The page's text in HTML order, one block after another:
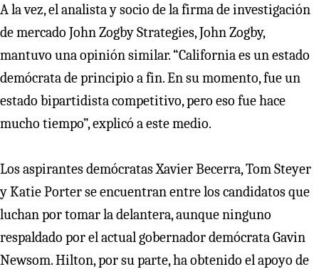
A la vez, el analista y socio de la firma de investigación
de mercado John Zogby Strategies, John Zogby,
mantuvo una opinión similar. “California es un estado
demócrata de principio a fin. En su momento, fue un
estado bipartidista competitivo, pero eso fue hace
mucho tiempo”, explicó a este medio.
Los aspirantes demócratas Xavier Becerra, Tom Steyer
y Katie Porter se encuentran entre los candidatos que
luchan por tomar la delantera, aunque ninguno
respaldado por el actual gobernador demócrata Gavin
Newsom. Hilton, por su parte, ha obtenido el apoyo de